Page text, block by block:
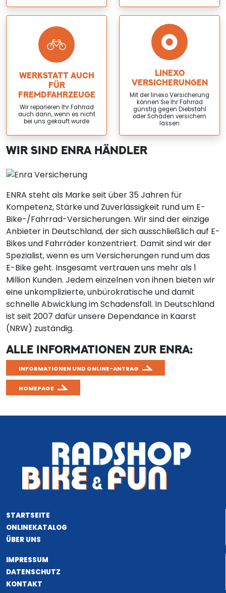
WERKSTATT AUCH
FÜR
FREMDFAHRZEUGE
Wir reparieren Ihr Fahrrad
auch dann, wenn es nicht
bei uns gekauft wurde
LINEXO
VERSICHERUNGEN
Mit der linexo Versicherung
können Sie Ihr Fahrrad
günstig gegen Diebstahl
oder Schäden versichern
lassen
WIR SIND ENRA HÄNDLER
ENRA steht als Marke seit über 35 Jahren für
Kompetenz, Stärke und Zuverlässigkeit rund um E-
Bike-/Fahrrad-Versicherungen. Wir sind der einzige
Anbieter in Deutschland, der sich ausschließlich auf E-
Bikes und Fahrräder konzentriert. Damit sind wir der
Spezialist, wenn es um Versicherungen rund um das
E-Bike geht. Insgesamt vertrauen uns mehr als 1
Million Kunden. Jedem einzelnen von ihnen bieten wir
eine unkomplizierte, unbürokratische und damit
schnelle Abwicklung im Schadensfall. In Deutschland
ist seit 2007 dafür unsere Dependance in Kaarst
(NRW) zuständig.
ALLE INFORMATIONEN ZUR ENRA:
INFORMATIONEN UND ONLINE-ANTRAG
HOMEPAGE
STARTSEITE
ONLINEKATALOG
ÜBER UNS
IMPRESSUM
DATENSCHUTZ
KONTAKT